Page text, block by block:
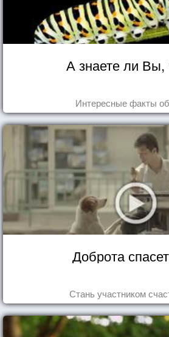
А знаете ли Вы,
Интересные факты
Доброта
Стань участником